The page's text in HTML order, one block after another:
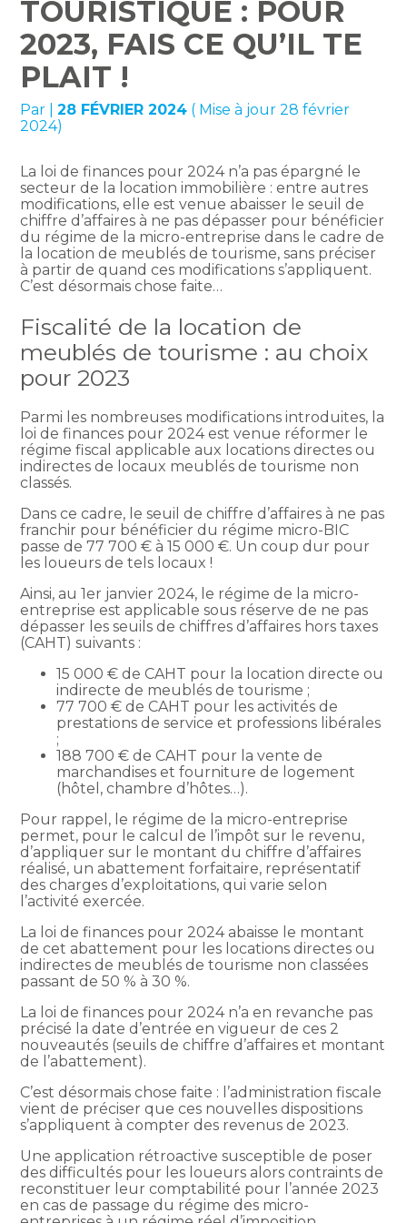
TOURISTIQUE : POUR
2023, FAIS CE QU’IL TE
PLAIT !
Par |28 FÉVRIER 2024 ( Mise à jour 28 février
2024)
La loi de finances pour 2024 n’a pas épargné le
secteur de la location immobilière : entre autres
modifications, elle est venue abaisser le seuil de
chiffre d’affaires à ne pas dépasser pour bénéficier
du régime de la micro-entreprise dans le cadre de
la location de meublés de tourisme, sans préciser
à partir de quand ces modifications s’appliquent.
C’est désormais chose faite…
Fiscalité de la location de
meublés de tourisme : au choix
pour 2023
Parmi les nombreuses modifications introduites, la
loi de finances pour 2024 est venue réformer le
régime fiscal applicable aux locations directes ou
indirectes de locaux meublés de tourisme non
classés.
Dans ce cadre, le seuil de chiffre d’affaires à ne pas
franchir pour bénéficier du régime micro-BIC
passe de 77 700 € à 15 000 €. Un coup dur pour
les loueurs de tels locaux !
Ainsi, au 1er janvier 2024, le régime de la micro-
entreprise est applicable sous réserve de ne pas
dépasser les seuils de chiffres d’affaires hors taxes
(CAHT) suivants :
15 000 € de CAHT pour la location directe ou
indirecte de meublés de tourisme ;
77 700 € de CAHT pour les activités de
prestations de service et professions libérales
;
188 700 € de CAHT pour la vente de
marchandises et fourniture de logement
(hôtel, chambre d’hôtes…).
Pour rappel, le régime de la micro-entreprise
permet, pour le calcul de l’impôt sur le revenu,
d’appliquer sur le montant du chiffre d’affaires
réalisé, un abattement forfaitaire, représentatif
des charges d’exploitations, qui varie selon
l’activité exercée.
La loi de finances pour 2024 abaisse le montant
de cet abattement pour les locations directes ou
indirectes de meublés de tourisme non classées
passant de 50 % à 30 %.
La loi de finances pour 2024 n’a en revanche pas
précisé la date d’entrée en vigueur de ces 2
nouveautés (seuils de chiffre d’affaires et montant
de l’abattement).
C’est désormais chose faite : l’administration fiscale
vient de préciser que ces nouvelles dispositions
s’appliquent à compter des revenus de 2023.
Une application rétroactive susceptible de poser
des difficultés pour les loueurs alors contraints de
reconstituer leur comptabilité pour l’année 2023
en cas de passage du régime des micro-